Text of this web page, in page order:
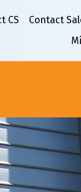
CS Contact